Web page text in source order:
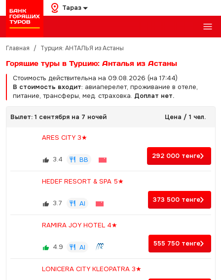
Тараз
Главная / Турция: АНТАЛЬЯ из Астаны
Горящие туры в Турцию: Анталья из Астаны
Стоимость действительна на 09.08.2026 (на 17:44)
В стоимость входит: авиаперелет, проживание в отеле,
питание, трансферы, мед. страховка. Доплат нет.
Вылет: 1 сентября на 7 ночей Цена / 1 чел.
ARES CITY 3★
3.4 BB 292 000 тенге
HEDEF RESORT & SPA 5★
3.7 AI 373 500 тенге
RAMIRA JOY HOTEL 4★
4.9 AI 555 750 тенге
LONICERA CITY KLEOPATRA 3★